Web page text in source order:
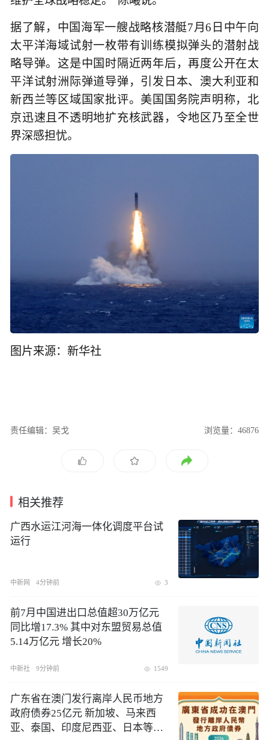
据了解，中国海军一艘战略核潜艇7月6日中午向
太平洋海域试射一枚带有训练模拟弹头的潜射战
略导弹。这是中国时隔近两年后，再度公开在太
平洋试射洲际弹道导弹，引发日本、澳大利亚和
新西兰等区域国家批评。美国国务院声明称，北
京迅速且不透明地扩充核武器，令地区乃至全世
界深感担忧。
图片来源：新华社
责任编辑：吴戈 浏览量：46876
相关推荐
广西水运江河海一体化调度平台试
运行
中新网 4分钟前 3
前7月中国进出口总值超30万亿元
同比增17.3% 其中对东盟贸易总值
5.14万亿元 增长20%
中新社 9分钟前 1549
广东省在澳门发行离岸人民币地方
政府债券25亿元 新加坡、马来西
亚、泰国、印度尼西亚、日本等多